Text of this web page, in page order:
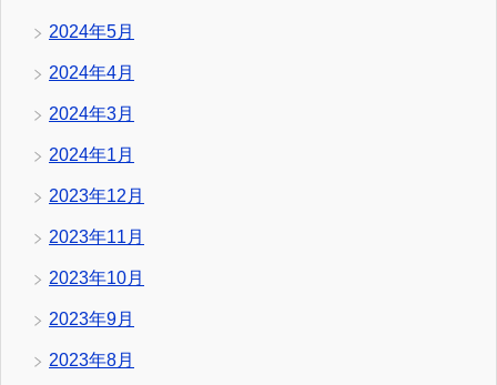
2024年5月
2024年4月
2024年3月
2024年1月
2023年12月
2023年11月
2023年10月
2023年9月
2023年8月